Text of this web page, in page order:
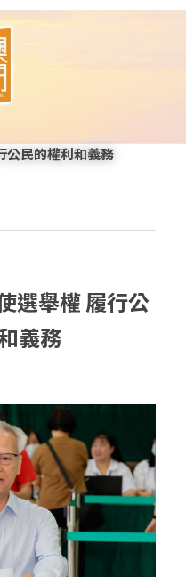
公民的權利和義務
選舉權 履行公
義務